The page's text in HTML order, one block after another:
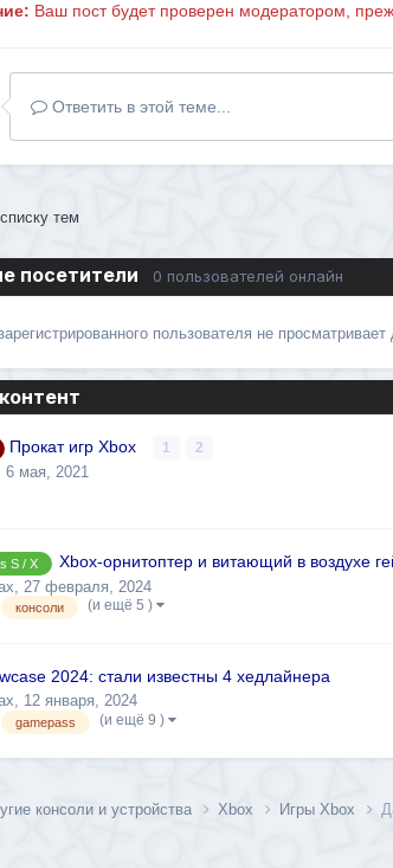
Ваш пост будет проверен модератором,
Ответить в этой теме...
тем
посетители 0 пользователей онлайн
пользователя не
Прокат игр Xbox 1 2
6 мая, 2021
S / X
Xbox-орнитоптер и витающий в воздухе
27 февраля, 2024
консоли (и ещё 5 )
2024: стали известны 4 хедлайнера
, 12 января, 2024
gamepass (и ещё 9 )
консоли и устройства Xbox Игры Xbox